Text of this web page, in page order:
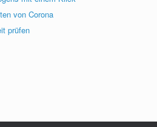
von Corona
prüfen